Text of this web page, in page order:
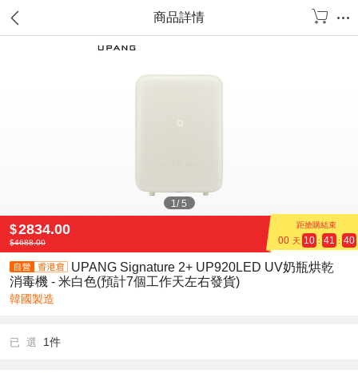
商品詳情
1/5
$2834.00 距搶購結束
00 天 10 : 41 : 40
$4688.00
UPANG Signature 2+ UP920LED UV奶瓶烘乾
消毒機 - 米白色(預計7個工作天左右發貨)
韓國製造
已 選 1件